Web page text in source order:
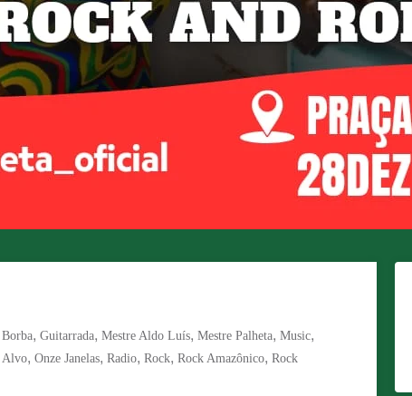
, Guitarrada, Mestre Aldo Luís, Mestre Palheta, Music,
Alvo, Onze Janelas, Radio, Rock, Rock Amazônico, Rock